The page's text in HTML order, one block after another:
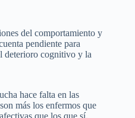
del comportamiento y
pendiente para
deterioro cognitivo y la
hace falta en las
más los enfermos que
que los que sí.